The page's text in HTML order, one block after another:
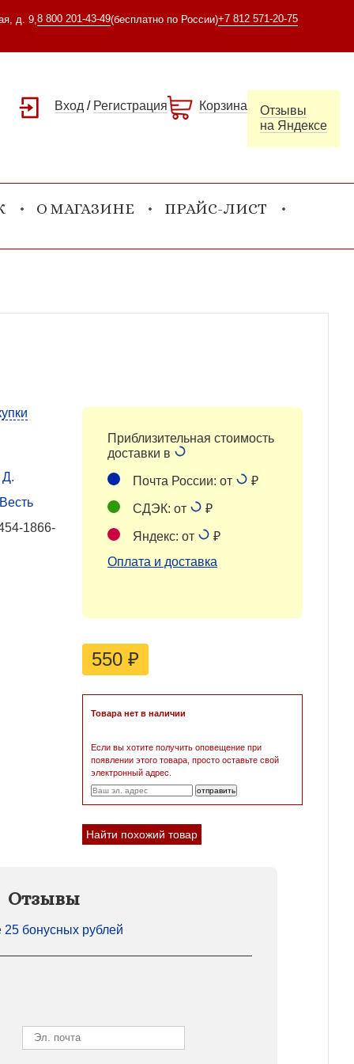
д. 9, 8 800 201-43-49(бесплатно по России)+7 812 571-20-75
Вход / Регистрация Корзина
Отзывы
на Яндексе
О МАГАЗИНЕ ПРАЙС-ЛИСТ
Д.
1866-
Приблизительная стоимость
доставки в
Почта России: от ₽
СДЭК: от ₽
Яндекс: от
₽
Оплата и доставка
550 ₽
Товара нет в наличии
Если вы хотите получить оповещение при
появлении этого товара, просто оставьте свой
электронный адрес.
Найти похожий товар
Отзывы
25 бонусных рублей